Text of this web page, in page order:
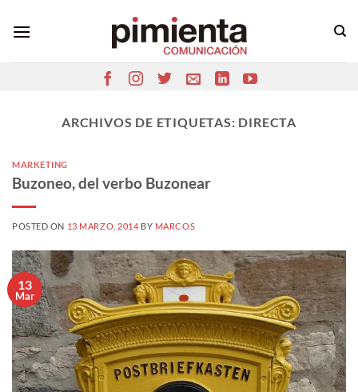
ARCHIVOS DE ETIQUETAS: DIRECTA
MARKETING
Buzoneo, del verbo Buzonear
POSTED ON 13 MARZO, 2014 BY MARCOS
13
Mar